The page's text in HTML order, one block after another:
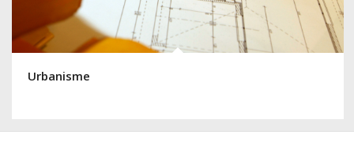
Urbanisme